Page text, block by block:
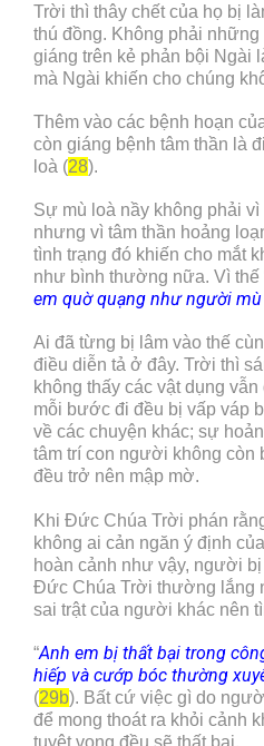
Trời thì thây chết của họ bị
thú đồng. Không phải
giáng trên kẻ phản bội Ngài
mà Ngài khiến cho chúng
Thêm vào các bệnh hoạn
còn giáng bệnh tâm thần là
loà (28).
Sự mù loà nầy không phải
nhưng vì tâm thần hoảng
tình trạng đó khiến cho mắt
như bình thường nữa. Vì thế
em quờ quạng như người
Ai đã từng bị lâm vào thế
điều diễn tả ở đây. Trời thì
không thấy các vật dụng
mỗi bước đi đều bị vấp váp
về các chuyện khác; sự
tâm trí con người không
đều trở nên mập mờ.
Khi Đức Chúa Trời phán
không ai cản ngăn ý định
hoàn cảnh như vậy, người
Đức Chúa Trời thường lắng
sai trật của người khác nên
“Anh em bị thất bại trong
hiếp và cướp bóc thường
(29b). Bất cứ việc gì do
để mong thoát ra khỏi cảnh
tuyệt vọng đều sẽ thất bại.